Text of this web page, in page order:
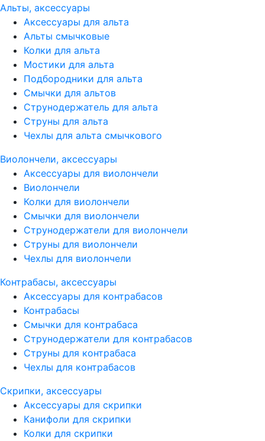
Альты, аксессуары
Аксессуары для альта
Альты смычковые
Колки для альта
Мостики для альта
Подбородники для альта
Смычки для альтов
Струнодержатель для альта
Струны для альта
Чехлы для альта смычкового
Виолончели, аксессуары
Аксессуары для виолончели
Виолончели
Колки для виолончели
Смычки для виолончели
Струнодержатели для виолончели
Струны для виолончели
Чехлы для виолончели
Контрабасы, аксессуары
Аксессуары для контрабасов
Контрабасы
Смычки для контрабаса
Струнодержатели для контрабасов
Струны для контрабаса
Чехлы для контрабасов
Скрипки, аксессуары
Аксессуары для скрипки
Канифоли для скрипки
Колки для скрипки